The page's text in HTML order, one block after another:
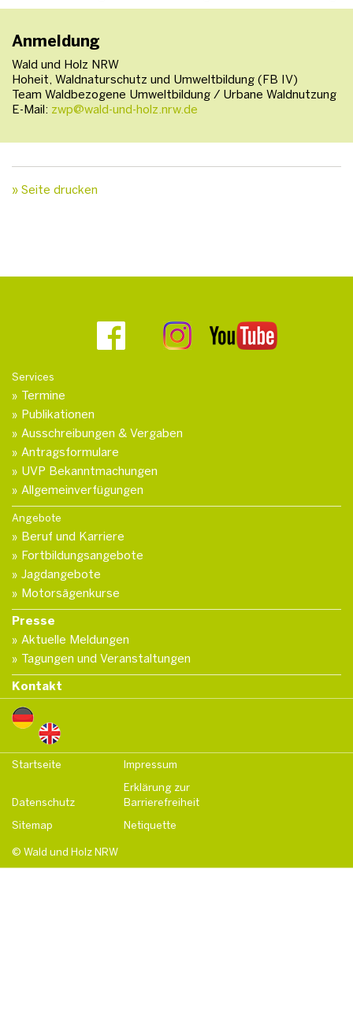
Anmeldung
Wald und Holz NRW
Hoheit, Waldnaturschutz und Umweltbildung (FB IV)
Team Waldbezogene Umweltbildung / Urbane Waldnutzung
E-Mail: zwp@wald-und-holz.nrw.de
» Seite drucken
Services
Termine
Publikationen
Ausschreibungen & Vergaben
Antragsformulare
UVP Bekanntmachungen
Allgemeinverfügungen
Angebote
Beruf und Karriere
Fortbildungsangebote
Jagdangebote
Motorsägenkurse
Presse
Aktuelle Meldungen
Tagungen und Veranstaltungen
Kontakt
Startseite Impressum
Datenschutz
Erklärung zur
Barrierefreiheit
Sitemap
Netiquette
© Wald und Holz NRW